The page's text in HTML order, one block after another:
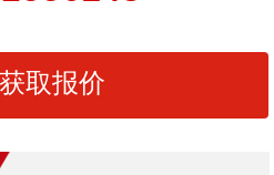
取报价